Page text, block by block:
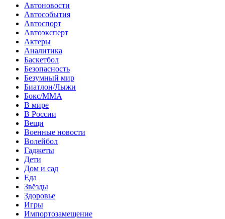
Автоновости
Автособытия
Автоспорт
Автоэксперт
Актеры
Аналитика
Баскетбол
Безопасность
Безумный мир
Биатлон/Лыжи
Бокс/MMA
В мире
В России
Вещи
Военные новости
Волейбол
Гаджеты
Дети
Дом и сад
Еда
Звёзды
Здоровье
Игры
Импортозамещение